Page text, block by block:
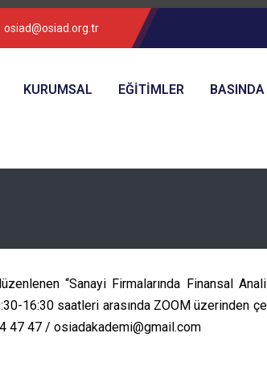
osiad@osiad.org.tr
KURUMSAL EĞİTİMLER
“Sanayi Firmalarında Finansal
16:30 saatleri arasında ZOOM üzerinden
47 47 / osiadakademi@gmail.com